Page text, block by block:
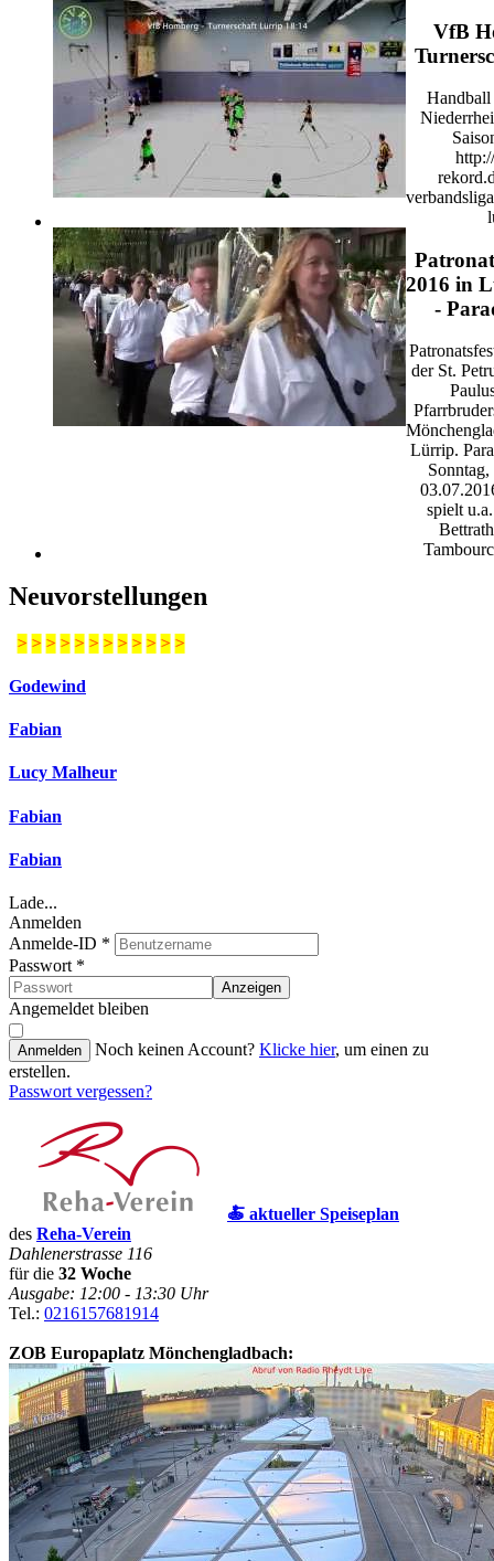
VfB
Handball
2016 in
-
der St.
Lürrip.
Sonntag,
spielt
Neuvorstellungen
> > > > > > > > > > > >
Godewind
Fabian
Lucy Malheur
Fabian
Fabian
Lade...
Anmelden
Anmelde-ID *
Passwort *
Anzeigen
Angemeldet bleiben
Anmelden Noch keinen Account? Klicke hier, um einen zu
erstellen.
Passwort vergessen?
🍝 aktueller Speiseplan
des Reha-Verein
Dahlenerstrasse 116
für die 32 Woche
Ausgabe: 12:00 - 13:30 Uhr
Tel.: 0216157681914
ZOB Europaplatz Mönchengladbach: